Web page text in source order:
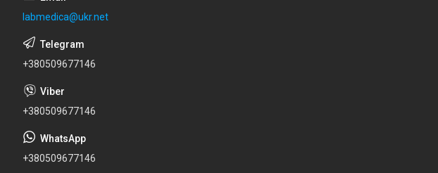
labmedica@ukr.net
+380509677146
+380509677146
+380509677146